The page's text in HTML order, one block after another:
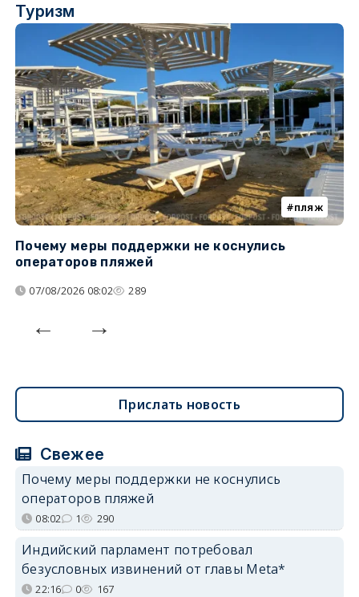
Туризм
пляж
Почему меры поддержки не коснулись
операторов пляжей
07/08/2026 08:02 289
Прислать новость
Свежее
Почему меры поддержки не коснулись
операторов пляжей
08:02 1 290
Индийский парламент потребовал
безусловных извинений от главы Meta*
22:16 0 167